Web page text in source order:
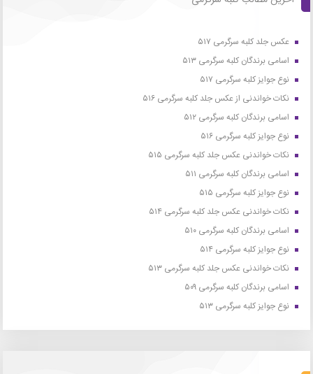
عکس جلد کلبه سرگرمی ۵۱۷
اسامی برندگان کلبه سرگرمی ۵۱۳
نوع جوایز کلبه سرگرمی ۵۱۷
نکات خواندنی از عکس جلد کلبه سرگرمی ۵۱۶
اسامی برندگان کلبه سرگرمی ۵۱۲
نوع جوایز کلبه سرگرمی ۵۱۶
نکات خواندنی عکس جلد کلبه سرگرمی ۵۱۵
اسامی برندگان کلبه سرگرمی ۵۱۱
نوع جوایز کلبه سرگرمی ۵۱۵
نکات خواندنی عکس جلد کلبه سرگرمی ۵۱۴
اسامی برندگان کلبه سرگرمی ۵۱۰
نوع جوایز کلبه سرگرمی ۵۱۴
نکات خواندنی عکس جلد کلبه سرگرمی ۵۱۳
اسامی برندگان کلبه سرگرمی ۵۰۹
نوع جوایز کلبه سرگرمی ۵۱۳